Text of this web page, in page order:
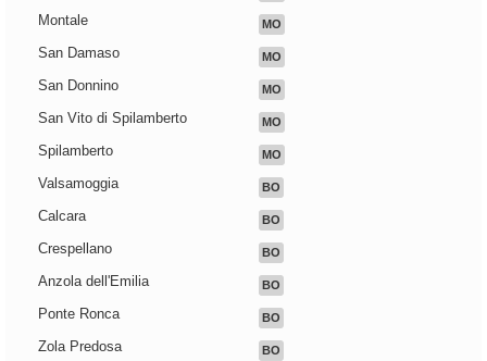
Montale MO
San Damaso MO
San Donnino MO
San Vito di Spilamberto MO
Spilamberto MO
Valsamoggia BO
Calcara BO
Crespellano BO
Anzola dell'Emilia BO
Ponte Ronca BO
Zola Predosa BO